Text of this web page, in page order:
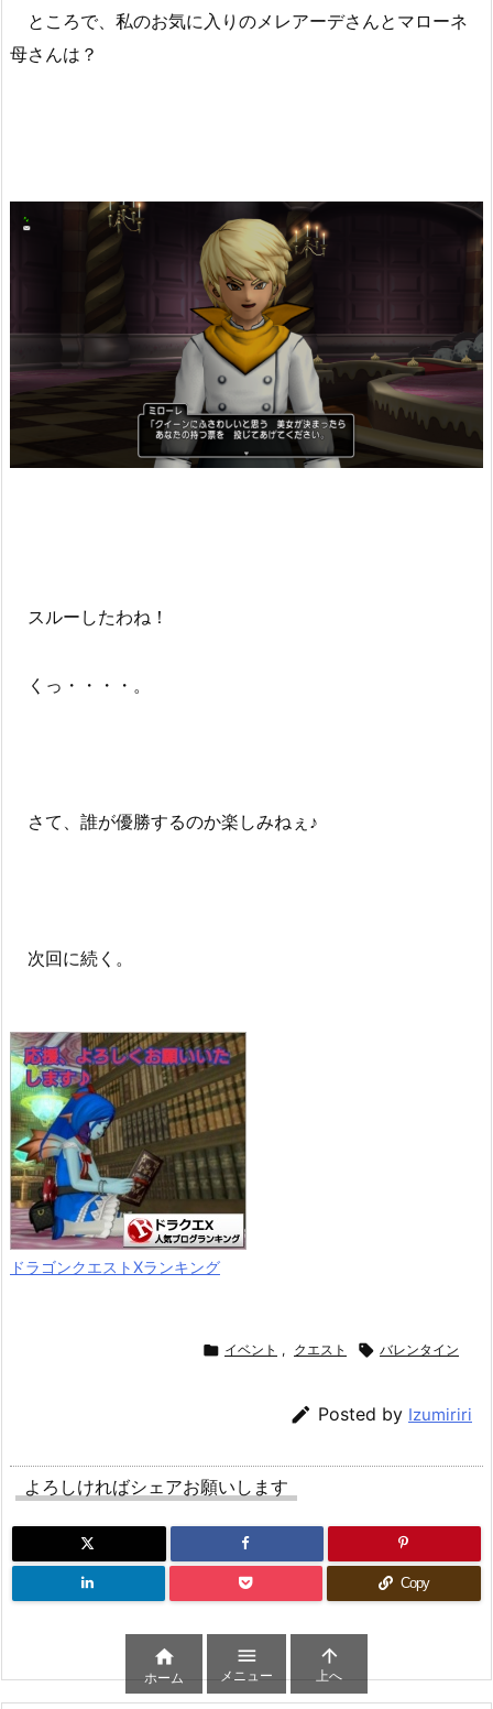
ところで、私のお気に入りのメレアーデさんとマローネ
母さんは？
スルーしたわね！
くっ・・・・。
さて、誰が優勝するのか楽しみねぇ♪
次回に続く。
ドラゴンクエストXランキング
 イベント , クエスト  バレンタイン
 Posted by Izumiriri
よろしければシェアお願いします
Copy

ホーム

メニュー

上へ